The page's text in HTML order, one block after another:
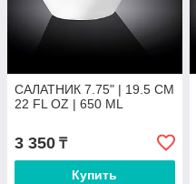
САЛАТНИК 7.75" | 19.5 CM
22 FL OZ | 650 ML
3 350 ₸
Купить